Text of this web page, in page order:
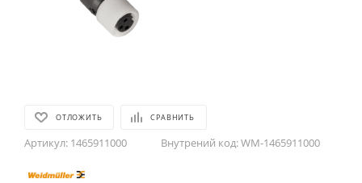
ОТЛОЖИТЬ СРАВНИТЬ
Артикул: 1465911000 Внутрений код:WM-1465911000